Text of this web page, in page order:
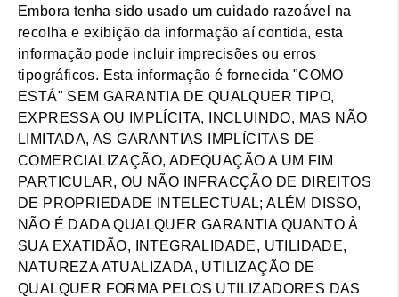
Embora tenha sido usado um cuidado razoável na
recolha e exibição da informação aí contida, esta
informação pode incluir imprecisões ou erros
tipográficos. Esta informação é fornecida "COMO
ESTÁ" SEM GARANTIA DE QUALQUER TIPO,
EXPRESSA OU IMPLÍCITA, INCLUINDO, MAS NÃO
LIMITADA, AS GARANTIAS IMPLÍCITAS DE
COMERCIALIZAÇÃO, ADEQUAÇÃO A UM FIM
PARTICULAR, OU NÃO INFRACÇÃO DE DIREITOS
DE PROPRIEDADE INTELECTUAL; ALÉM DISSO,
NÃO É DADA QUALQUER GARANTIA QUANTO À
SUA EXATIDÃO, INTEGRALIDADE, UTILIDADE,
NATUREZA ATUALIZADA, UTILIZAÇÃO DE
QUALQUER FORMA PELOS UTILIZADORES DAS